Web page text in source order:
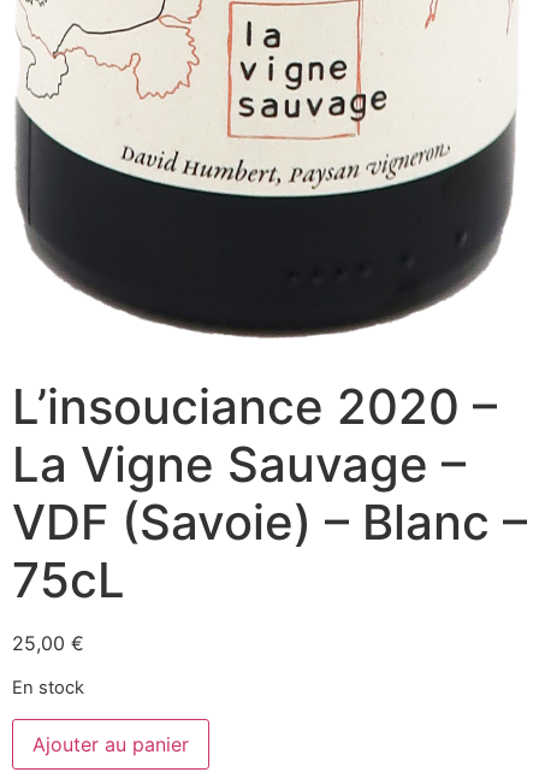
L’insouciance 2020 –
La Vigne Sauvage –
VDF (Savoie) – Blanc –
75cL
25,00 €
En stock
quantité
de
L'insouciance
Ajouter au panier